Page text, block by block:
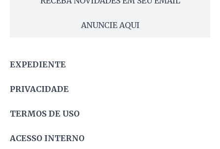
ANUNCIE AQUI
EXPEDIENTE
PRIVACIDADE
TERMOS DE USO
ACESSO INTERNO